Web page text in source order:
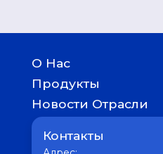
О Нас
История
Продукты
Детям
Женское здоровье
Отличное пищеварение
Мужское здоровье
Новости Отрасли
Медицина
Фармацевтика
Интересное
Контакты